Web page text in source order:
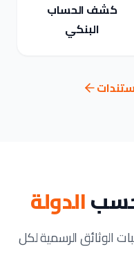
كشف الحساب
البنكي
الدولة
الوثائق الرسمية لكل